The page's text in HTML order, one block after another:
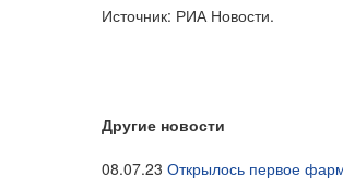
Источник: РИА Новости.
Другие новости
08.07.23 Открылось первое